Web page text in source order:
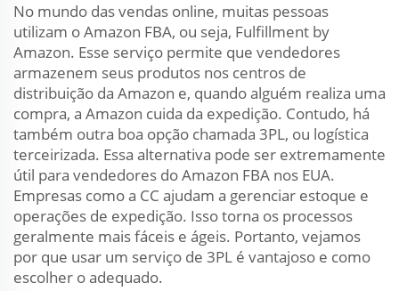
No mundo das vendas online, muitas pessoas
utilizam o Amazon FBA, ou seja, Fulfillment by
Amazon. Esse serviço permite que vendedores
armazenem seus produtos nos centros de
distribuição da Amazon e, quando alguém realiza uma
compra, a Amazon cuida da expedição. Contudo, há
também outra boa opção chamada 3PL, ou logística
terceirizada. Essa alternativa pode ser extremamente
útil para vendedores do Amazon FBA nos EUA.
Empresas como a CC ajudam a gerenciar estoque e
operações de expedição. Isso torna os processos
geralmente mais fáceis e ágeis. Portanto, vejamos
por que usar um serviço de 3PL é vantajoso e como
escolher o adequado.